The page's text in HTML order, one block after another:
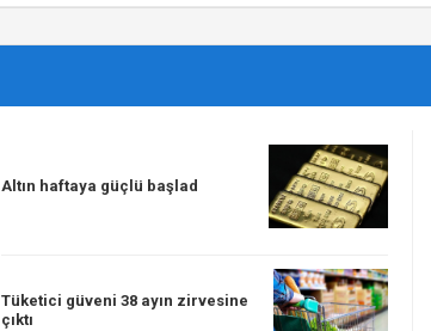
Altın haftaya güçlü başlad
Tüketici güveni 38 ayın zirvesine
çıktı